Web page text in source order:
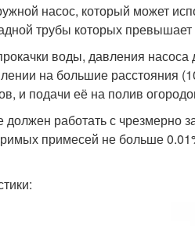
насос, который может
трубы которых
воды, давления
на большие расстояния
и подачи её на полив
работать с чрезмерно
примесей не больше